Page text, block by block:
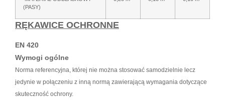
(PASY)
RĘKAWICE OCHRONNE
EN 420
Wymogi ogólne
Norma referencyjna, której nie można stosować samodzielnie lecz
jedynie w połączeniu z inną normą zawierającą wymagania dotyczące
skuteczność ochrony.